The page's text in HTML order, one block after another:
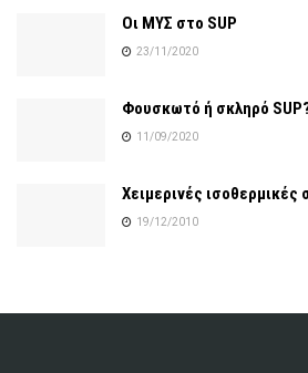
Οι ΜΥΣ στο SUP
23/11/2020
Φουσκωτό ή σκληρό
11/09/2020
Χειμερινές ισοθερμικές
19/12/2010